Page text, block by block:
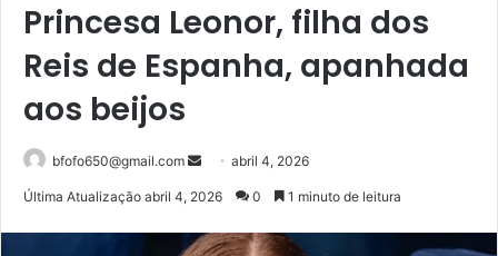
Princesa Leonor, filha dos
Reis de Espanha, apanhada
aos beijos
bfofo650@gmail.com
Mande
mail
abril 4, 2026
Última Atualização abril 4, 2026 0 1 minuto de leitura